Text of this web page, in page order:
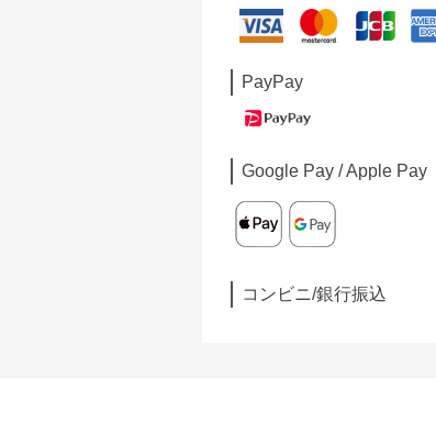
PayPay
Google Pay / Apple Pay
コンビニ/銀行振込